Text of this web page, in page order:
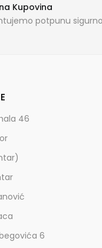
Kupovina
potpunu
46
6